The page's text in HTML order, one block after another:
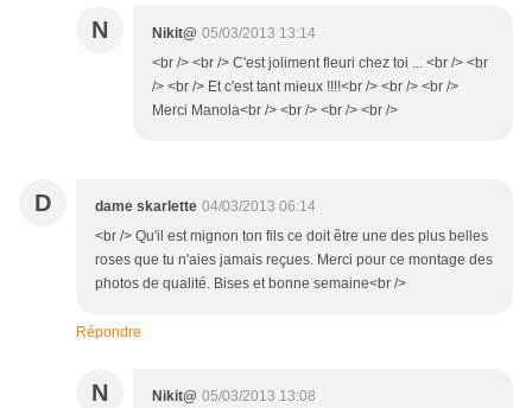
N Nikit@ 05/03/2013 13:14
<br /> <br /> C'est joliment fleuri chez toi ... <br /> <br
/> <br /> Et c'est tant mieux !!!!<br /> <br /> <br />
Merci Manola<br /> <br /> <br /> <br />
D dame skarlette 04/03/2013 06:14
<br /> Qu'il est mignon ton fils ce doit être une des plus belles
roses que tu n'aies jamais reçues. Merci pour ce montage des
photos de qualité. Bises et bonne semaine<br />
Répondre
N Nikit@ 05/03/2013 13:08